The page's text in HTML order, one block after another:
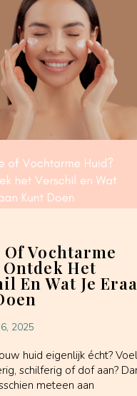
Vochtarme
Het
En Wat Je
2025
huid eigenlijk écht?
schilferig of dof aan?
meteen aan